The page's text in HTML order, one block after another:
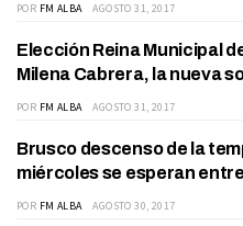
POR FM ALBA AGOSTO 31, 2017
Elección Reina Municipal
Milena Cabrera, la nueva
POR FM ALBA AGOSTO 31, 2017
Brusco descenso de la
miércoles se esperan
POR FM ALBA AGOSTO 30, 2017